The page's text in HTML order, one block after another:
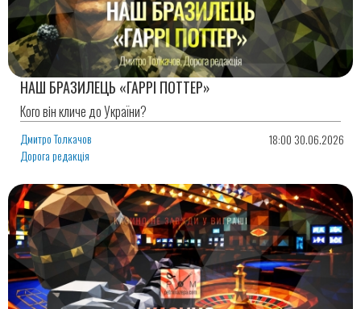
НАШ БРАЗИЛЕЦЬ «ГАРРІ ПОТТЕР»
Кого він кличе до України?
Дмитро Толкачов
Дорога редакція
18:00 30.06.2026